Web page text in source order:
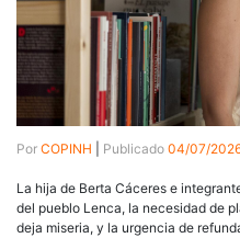
Por COPINH Publicado 04/07/
La hija de Berta Cáceres e
del pueblo Lenca, la necesidad de
deja miseria, y la urgencia de